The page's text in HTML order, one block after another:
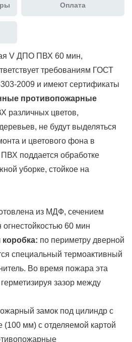
Оплата
V ДПО ПВХ 60 мин,
требованиям ГОСТ
2009 и имеют сертификаты
противопожарные
различных цветов,
не будут выделяться
и цветового фона в
поддается обработке
уборке, стойкое на
из МДФ, сечением
60 мин
коробка: по периметру дверной
специальный термоактивный
Во время пожара эта
зазор между
замок под цилиндр с
мм) с отделяемой картой